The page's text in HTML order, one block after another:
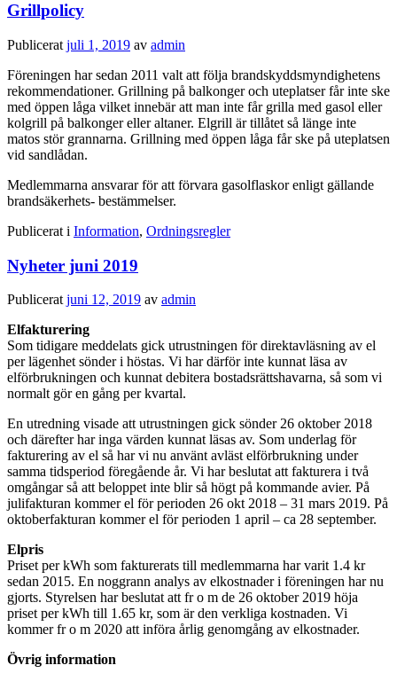
Grillpolicy
Publicerat juli 1, 2019 av admin
Föreningen har sedan 2011 valt att följa brandskyddsmyndighetens
rekommendationer. Grillning på balkonger och uteplatser får inte ske
med öppen låga vilket innebär att man inte får grilla med gasol eller
kolgrill på balkonger eller altaner. Elgrill är tillåtet så länge inte
matos stör grannarna. Grillning med öppen låga får ske på uteplatsen
vid sandlådan.
Medlemmarna ansvarar för att förvara gasolflaskor enligt gällande
brandsäkerhets- bestämmelser.
Publicerat i Information, Ordningsregler
Nyheter juni 2019
Publicerat juni 12, 2019 av admin
Elfakturering
Som tidigare meddelats gick utrustningen för direktavläsning av el
per lägenhet sönder i höstas. Vi har därför inte kunnat läsa av
elförbrukningen och kunnat debitera bostadsrättshavarna, så som vi
normalt gör en gång per kvartal.
En utredning visade att utrustningen gick sönder 26 oktober 2018
och därefter har inga värden kunnat läsas av. Som underlag för
fakturering av el så har vi nu använt avläst elförbrukning under
samma tidsperiod föregående år. Vi har beslutat att fakturera i två
omgångar så att beloppet inte blir så högt på kommande avier. På
julifakturan kommer el för perioden 26 okt 2018 – 31 mars 2019. På
oktoberfakturan kommer el för perioden 1 april – ca 28 september.
Elpris
Priset per kWh som fakturerats till medlemmarna har varit 1.4 kr
sedan 2015. En noggrann analys av elkostnader i föreningen har nu
gjorts. Styrelsen har beslutat att fr o m de 26 oktober 2019 höja
priset per kWh till 1.65 kr, som är den verkliga kostnaden. Vi
kommer fr o m 2020 att införa årlig genomgång av elkostnader.
Övrig information